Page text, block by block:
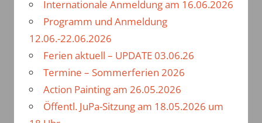
Internationale Anmeldung am 16.06.2026
Programm und Anmeldung
12.06.-22.06.2026
Ferien aktuell – UPDATE 03.06.26
Termine – Sommerferien 2026
Action Painting am 26.05.2026
Öffentl. JuPa-Sitzung am 18.05.2026 um